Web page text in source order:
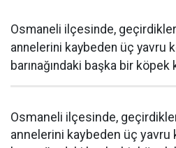
Osmaneli ilçesinde,
annelerini kaybeden üç yavru
barınağındaki başka bir köpek
Osmaneli ilçesinde,
annelerini kaybeden üç yavru